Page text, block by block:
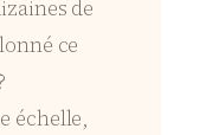
de
ce
échelle,